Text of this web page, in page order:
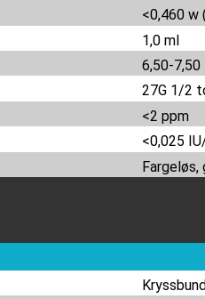
<0,460 w
1,0 ml
6,50-7,50
27G 1/2
<2 ppm
<0,025
Fargeløs,